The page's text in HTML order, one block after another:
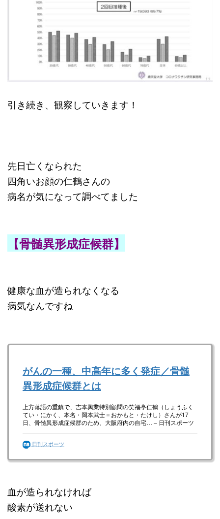
引き続き、観察していきます！
先日亡くなられた
四角いお顔の仁鶴さんの
病名が気になって調べてました
【骨髄異形成症候群】
健康な血が造られなくなる
病気なんですね
がんの一種、中高年に多く発症／骨髄
異形成症候群とは
上方落語の重鎮で、吉本興業特別顧問の笑福亭仁鶴（しょうふく
てい・にかく、本名・岡本武士＝おかもと・たけし）さんが17
日、骨髄異形成症候群のため、大阪府内の自宅… – 日刊スポーツ
日刊スポーツ
血が造られなければ
酸素が送れない